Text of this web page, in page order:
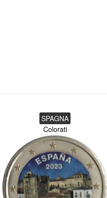
SPAGNA
Colorati